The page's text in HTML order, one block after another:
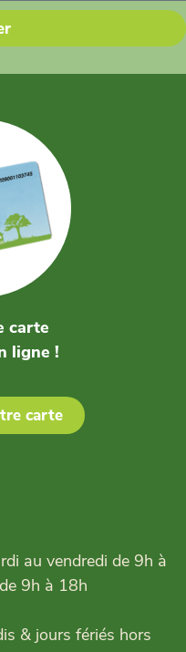
carte
ligne !
carte
au vendredi de 9h à
9h à 18h
& jours fériés hors